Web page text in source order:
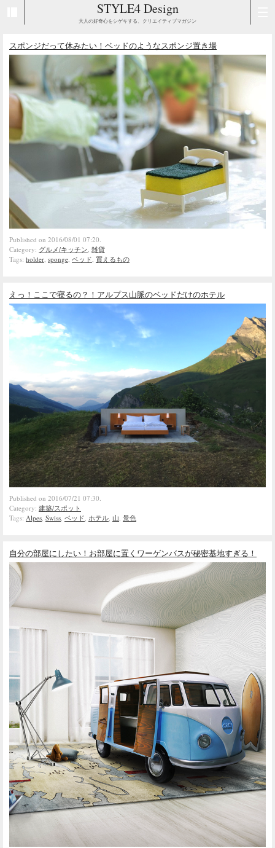
STYLE4 Design
大人の好奇心をシゲキする、クリエイティブマガジン
スポンジだって休みたい！ベッドのようなスポンジ置き場
Published on 2016/08/01 07:20.
Category: グルメ/キッチン 雑貨
Tags: holder sponge ベッド 買えるもの
えっ！ここで寝るの？！アルプス山脈のベッドだけのホテル
Published on 2016/07/21 07:30.
Category: 建築/スポット
Tags: Alpes Swiss ベッド ホテル 山 景色
自分の部屋にしたい！お部屋に置くワーゲンバスが秘密基地すぎる！